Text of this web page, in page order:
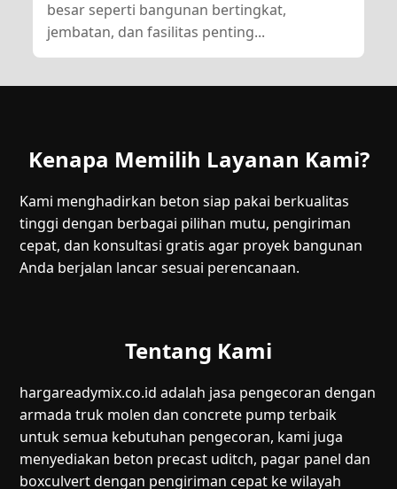
besar seperti bangunan bertingkat,
jembatan, dan fasilitas penting...
Kenapa Memilih Layanan Kami?
Kami menghadirkan beton siap pakai berkualitas
tinggi dengan berbagai pilihan mutu, pengiriman
cepat, dan konsultasi gratis agar proyek bangunan
Anda berjalan lancar sesuai perencanaan.
Tentang Kami
hargareadymix.co.id adalah jasa pengecoran dengan
armada truk molen dan concrete pump terbaik
untuk semua kebutuhan pengecoran, kami juga
menyediakan beton precast uditch, pagar panel dan
boxculvert dengan pengiriman cepat ke wilayah